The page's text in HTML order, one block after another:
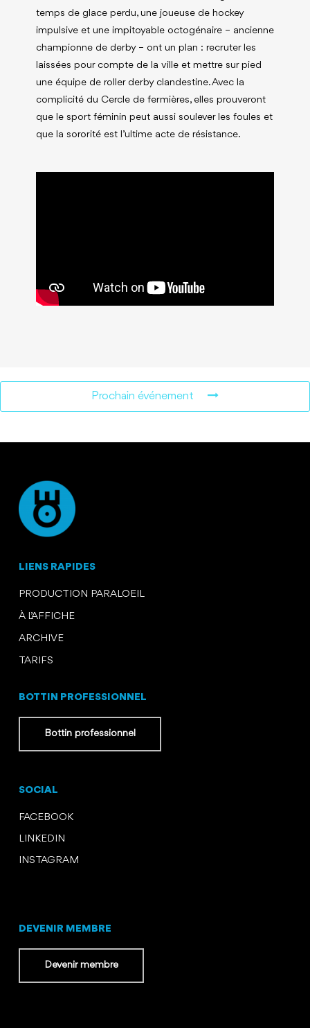
temps de glace perdu, une joueuse de hockey
impulsive et une impitoyable octogénaire – ancienne
championne de derby – ont un plan : recruter les
laissées pour compte de la ville et mettre sur pied
une équipe de roller derby clandestine. Avec la
complicité du Cercle de fermières, elles prouveront
que le sport féminin peut aussi soulever les foules et
que la sororité est l’ultime acte de résistance.
Prochain événement
LIENS RAPIDES
PRODUCTION PARALOEIL
À L’AFFICHE
ARCHIVE
TARIFS
BOTTIN PROFESSIONNEL
Bottin professionnel
SOCIAL
FACEBOOK
LINKEDIN
INSTAGRAM
DEVENIR MEMBRE
Devenir membre